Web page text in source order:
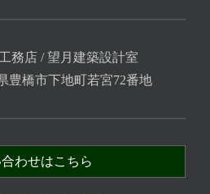
務店 / 望月建築設計室
豊橋市下地町若宮72番地
わせはこちら